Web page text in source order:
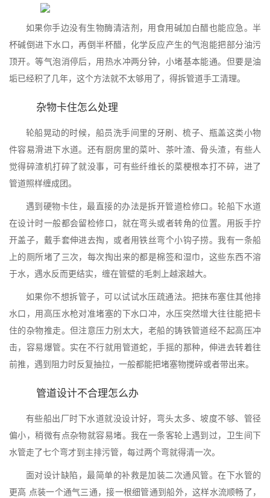
如果你手边没有生物酶清洁剂，用食用碱加白醋也能应急。半
杯碱倒进下水口，再倒半杯醋，化学反应产生的气泡能把部分油污
顶开。等气泡消停后，用热水冲两分钟，小堵基本能通。但要是油
垢已经积了几年，这个方法就不太够用了，得拆管道手工清理。
杂物卡住怎么处理
轮船晃动的时候，船员洗手间里的牙刷、梳子、瓶盖这类小物
件容易滑进下水道。还有厨房里的菜叶、茶叶渣、骨头渣，有些人
觉得碎渣机打碎了就没事，可有些纤维长的菜梗根本打不碎，进了
管道照样缠成团。
遇到硬物卡住，最直接的办法是拆开管道检修口。轮船下水道
在设计时一般都会留检修口，就在弯头或者转角的位置。用扳手拧
开盖子，戴手套伸进去掏，或者用铁丝弯个小钩子捞。我有一条船
上的厕所堵了三次，每次掏出来的都是棉签和湿巾，这些东西不溶
于水，遇水反而更结实，缠在管壁的毛刺上越滚越大。
如果你不想拆管子，可以试试水压疏通法。把抹布塞住其他排
水口，用高压水枪对准堵塞的下水口冲，水压突然增大往往能把卡
住的杂物推走。但注意压力别太大，老船的铸铁管道经不起高压冲
击，容易爆管。实在不行就用管道蛇，手摇的那种，伸进去转着往
前推，遇到阻力时反复抽拉，一般都能把堵塞物搅碎或者带出来。
管道设计不合理怎么办
有些船出厂时下水道就没设计好，弯头太多、坡度不够、管径
偏小，稍微有点杂物就容易堵。我在一条客轮上遇到过，卫生间下
水管走了七个弯才到主排污管，每过两个弯就得清一次。
面对设计缺陷，最简单的补救是加装二次通风管。在下水管的
更高 点装一个通气三通，接一根细管通到船外，这样水流顺畅了，